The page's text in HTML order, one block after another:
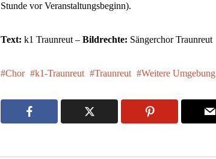
Stunde vor Veranstaltungsbeginn).
Text: k1 Traunreut – Bildrechte: Sängerchor Traunreut
Chor k1-Traunreut Traunreut Weitere Umgebung